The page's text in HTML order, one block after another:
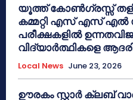
യൂത്ത് കോൺഗ്രസ്സ്
കമ്മറ്റി എസ് എസ്
പരീക്ഷകളിൽ
വിദ്യാർത്ഥികളെ
Local News June 23, 2026
ഊരകം സ്റ്റാർ ക്ലബ്